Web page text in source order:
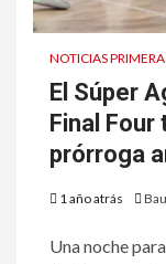
NOTICIAS
El Súper
Final
prórroga
1 año atrás
Una noche